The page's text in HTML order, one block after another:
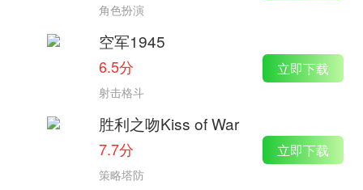
角色扮演
空军1945
6.5分
射击格斗
立即下载
胜利之吻Kiss of War
7.7分
策略塔防
立即下载